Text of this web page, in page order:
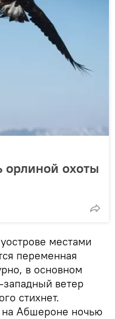
орлиной охоты
местами
переменная
в основном
ветер
стихнет.
на Абшероне ночью